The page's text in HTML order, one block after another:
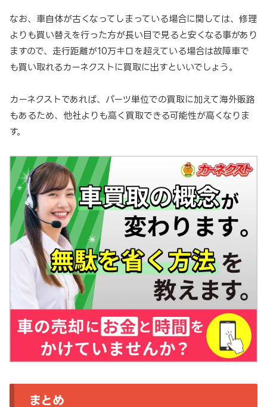
なお、車自体が古くなってしまっている場合に関しては、修理
よりも買い替えを行った方が長い目で見ると安くなる事があり
ますので、走行距離が10万キロを超えている場合は故障車で
も買い取れるカーネクストに買取に出すといいでしょう。
カーネクストであれば、パーツ単位での買取に加えて海外販路
もあるため、他社よりも高く買取できる可能性が高くなりま
す。
まとめ